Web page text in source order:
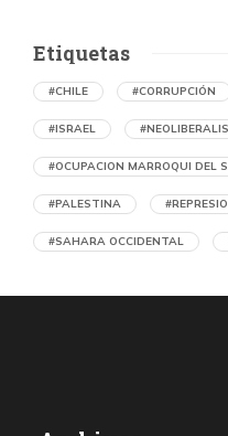
Ejecución de
Etiquetas
#CHILE #CORRUPCIÓN
#ISRAEL
#OCUPACION MARROQUI DEL
#PALESTINA
#SAHARA OCCIDENTAL